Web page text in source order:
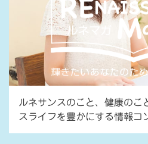
ルネサンスのこと、健康のこ
スライフを豊かにする情報コ